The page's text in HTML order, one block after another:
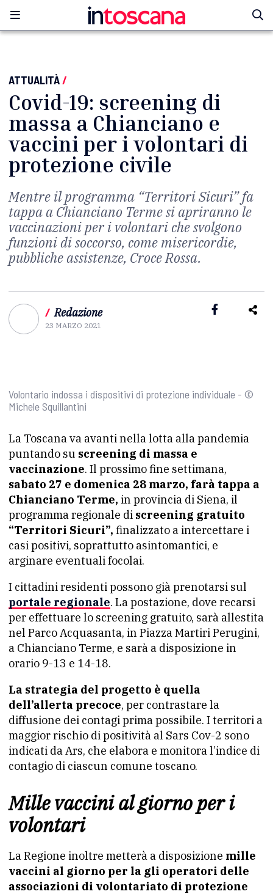
ATTUALITÀ/
Covid-19: screening di
massa a Chianciano e
vaccini per i volontari di
protezione civile
Mentre il programma “Territori Sicuri” fa
tappa a Chianciano Terme si apriranno le
vaccinazioni per i volontari che svolgono
funzioni di soccorso, come misericordie,
pubbliche assistenze, Croce Rossa.
/ Redazione
23 MARZO 2021
Volontario indossa i dispositivi di protezione individuale - ©
Michele Squillantini
La Toscana va avanti nella lotta alla pandemia
puntando su screening di massa e
vaccinazione. Il prossimo fine settimana,
sabato 27 e domenica 28 marzo, farà tappa a
Chianciano Terme, in provincia di Siena, il
programma regionale di screening gratuito
“Territori Sicuri”, finalizzato a intercettare i
casi positivi, soprattutto asintomantici, e
arginare eventuali focolai.
I cittadini residenti possono già prenotarsi sul
portale regionale. La postazione, dove recarsi
per effettuare lo screening gratuito, sarà allestita
nel Parco Acquasanta, in Piazza Martiri Perugini,
a Chianciano Terme, e sarà a disposizione in
orario 9-13 e 14-18.
La strategia del progetto è quella
dell’allerta precoce, per contrastare la
diffusione dei contagi prima possibile. I territori a
maggior rischio di positività al Sars Cov-2 sono
indicati da Ars, che elabora e monitora l’indice di
contagio di ciascun comune toscano.
Mille vaccini al giorno per i
volontari
La Regione inoltre metterà a disposizione mille
vaccini al giorno per la gli operatori delle
associazioni di volontariato di protezione